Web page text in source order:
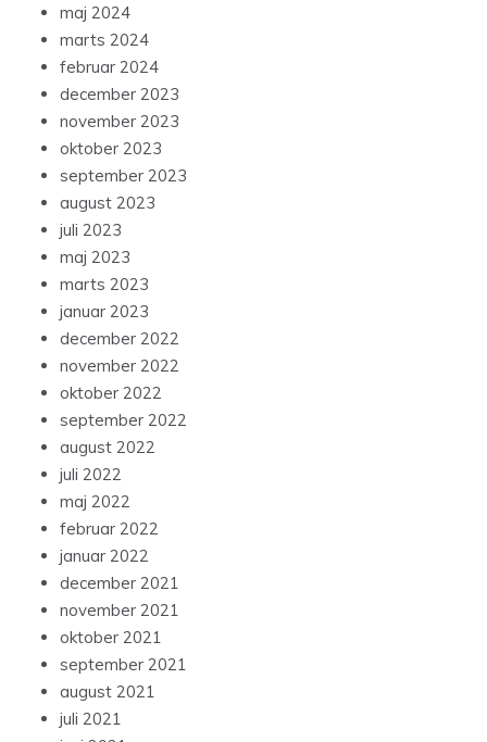
maj 2024
marts 2024
februar 2024
december 2023
november 2023
oktober 2023
september 2023
august 2023
juli 2023
maj 2023
marts 2023
januar 2023
december 2022
november 2022
oktober 2022
september 2022
august 2022
juli 2022
maj 2022
februar 2022
januar 2022
december 2021
november 2021
oktober 2021
september 2021
august 2021
juli 2021